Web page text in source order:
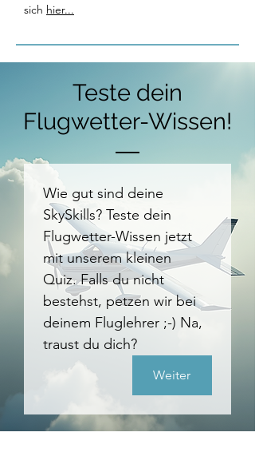
sich hier...
Teste dein
Flugwetter-Wissen!
Wie gut sind deine
SkySkills? Teste dein
Flugwetter-Wissen jetzt
mit unserem kleinen
Quiz. Falls du nicht
bestehst, petzen wir bei
deinem Fluglehrer ;-) Na,
traust du dich?
Weiter